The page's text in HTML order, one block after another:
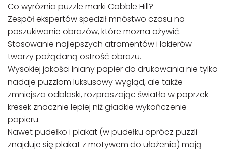
Co wyróżnia puzzle marki Cobble Hill?
Zespół ekspertów spędził mnóstwo czasu na
poszukiwanie obrazów, które można ożywić.
Stosowanie najlepszych atramentów i lakierów
tworzy pożądaną ostrość obrazu.
Wysokiej jakości lniany papier do drukowania nie tylko
nadaje puzzlom luksusowy wygląd, ale także
zmniejsza odblaski, rozpraszając światło w poprzek
kresek znacznie lepiej niż gładkie wykończenie
papieru.
Nawet pudełko i plakat (w pudełku oprócz puzzli
znajduje się plakat z motywem do ułożenia) mają